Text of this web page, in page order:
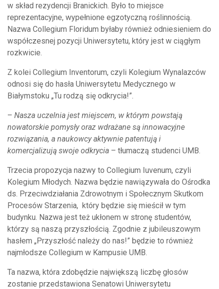
w skład rezydencji Branickich. Było to miejsce
reprezentacyjne, wypełnione egzotyczną roślinnością.
Nazwa Collegium Floridum byłaby również odniesieniem do
współczesnej pozycji Uniwersytetu, który jest w ciągłym
rozkwicie.
Z kolei Collegium Inventorum, czyli Kolegium Wynalazców
odnosi się do hasła Uniwersytetu Medycznego w
Białymstoku „Tu rodzą się odkrycia!”.
– Nasza uczelnia jest miejscem, w którym powstają
nowatorskie pomysły oraz wdrażane są innowacyjne
rozwiązania, a naukowcy aktywnie patentują i
komercjalizują swoje odkrycia – tłumaczą studenci UMB.
Trzecia propozycja nazwy to Collegium Iuvenum, czyli
Kolegium Młodych. Nazwa będzie nawiązywała do Ośrodka
ds. Przeciwdziałania Zdrowotnym i Społecznym Skutkom
Procesów Starzenia, który będzie się mieścił w tym
budynku. Nazwa jest też ukłonem w stronę studentów,
którzy są naszą przyszłością. Zgodnie z jubileuszowym
hasłem „Przyszłość należy do nas!” będzie to również
najmłodsze Collegium w Kampusie UMB.
Ta nazwa, która zdobędzie największą liczbę głosów
zostanie przedstawiona Senatowi Uniwersytetu